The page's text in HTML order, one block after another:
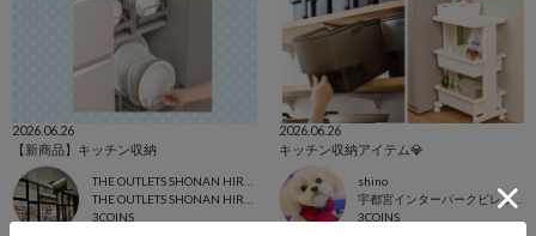
2026.06.26
【新商品】キッチン収納
3COINS
2026.06.26
キッチン収納アイテム💎
shino
宇都宮インターパークビレッジ店
3COINS